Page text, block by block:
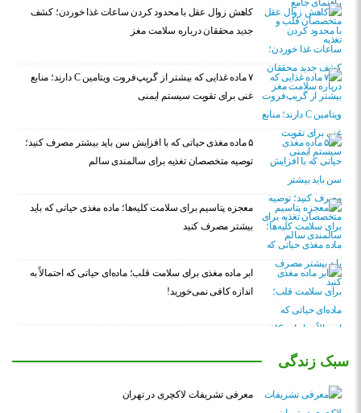
کاهش زوال عقل با محدود کردن ساعات غذا خوردن؛ کشف
جدید محققان درباره سلامت مغز
۷ ماده غذایی که بیشتر از گریپ‌فروت ویتامین C دارند؛ منابع
غنی برای تقویت سیستم ایمنی
۵ ماده مغذی حیاتی که با افزایش سن باید بیشتر مصرف کنید؛
توصیه متخصصان تغذیه برای سالمندی سالم
معجزه پتاسیم برای سلامت کلیه‌ها؛ ماده مغذی حیاتی که باید
بیشتر مصرف کنید
ابر ماده مغذی برای سلامت قلب؛ ماده‌ای حیاتی که احتمالاً به
اندازه کافی نمی‌خورید!
سبک زندگی
معرفی تشریفات لاکچری در تهران